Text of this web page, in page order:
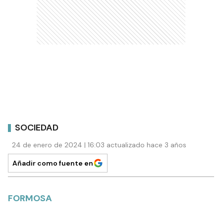
SOCIEDAD
24 de enero de 2024 | 16:03 actualizado hace 3 años
Añadir como fuente en
FORMOSA